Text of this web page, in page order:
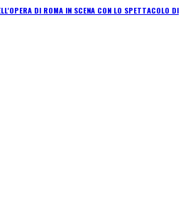
DI ROMA IN SCENA CON LO SPETTACOLO DI